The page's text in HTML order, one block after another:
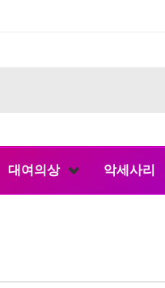
대여의상 악세사리